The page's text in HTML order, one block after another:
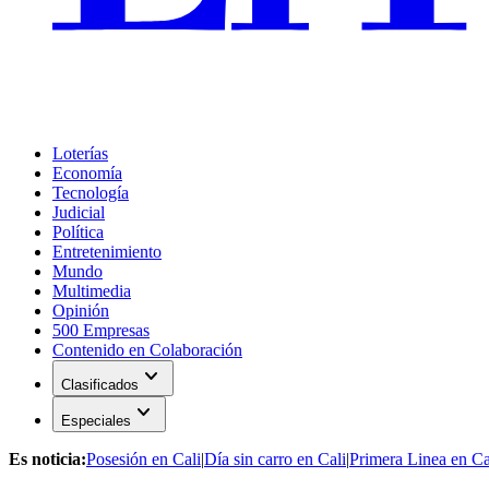
Loterías
Economía
Tecnología
Judicial
Política
Entretenimiento
Mundo
Multimedia
Opinión
500 Empresas
Contenido en Colaboración
Clasificados expand_more
Especiales expand_more
Es noticia:Posesión en Cali|Día sin carro en Cali|Primera Linea en